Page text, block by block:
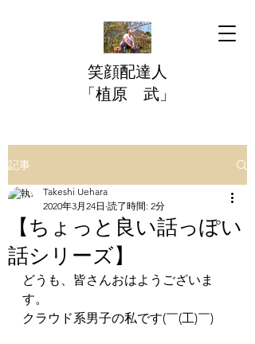
​笑顔配達人
「植原 武」
記事
【ちょっと良い話っぽい
話シリーズ】
Takeshi Uehara
2020年3月24日 読了時間: 2分
どうも、皆さんおはようございま
す。
クラウド系男子の私です(￣(工)￣)